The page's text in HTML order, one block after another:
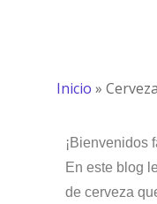
Inicio »
¡Bienvenidos
En este blog
de cerveza